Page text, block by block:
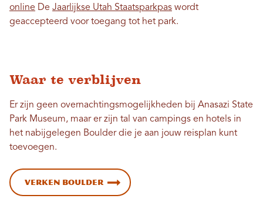
online De Jaarlijkse Utah Staatsparkpas wordt
geaccepteerd voor toegang tot het park.
Waar te verblijven
Er zijn geen overnachtingsmogelijkheden bij Anasazi State
Park Museum, maar er zijn tal van campings en hotels in
het nabijgelegen Boulder die je aan jouw reisplan kunt
toevoegen.
Verken Boulder